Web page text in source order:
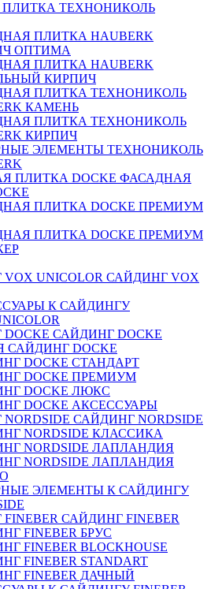
ТЕХНОНИКОЛЬ
ПЛИТКА HAUBERK
ОПТИМА
ПЛИТКА HAUBERK
КИРПИЧ
ПЛИТКА ТЕХНОНИКОЛЬ
КАМЕНЬ
ПЛИТКА ТЕХНОНИКОЛЬ
КИРПИЧ
ЭЛЕМЕНТЫ ТЕХНОНИКОЛЬ
ФАСАДНАЯ
ПЛИТКА DOCKE ПРЕМИУМ
ПЛИТКА DOCKE ПРЕМИУМ
САЙДИНГ VOX
К САЙДИНГУ
САЙДИНГ DOCKE
САЙДИНГ DOCKE
DOCKE СТАНДАРТ
DOCKE ПРЕМИУМ
DOCKE ЛЮКС
DOCKE АКСЕССУАРЫ
САЙДИНГ NORDSIDE
NORDSIDE КЛАССИКА
NORDSIDE ЛАПЛАНДИЯ
NORDSIDE ЛАПЛАНДИЯ
ЭЛЕМЕНТЫ К САЙДИНГУ
САЙДИНГ FINEBER
FINEBER БРУС
FINEBER BLOCKHOUSE
FINEBER STANDART
FINEBER ДАЧНЫЙ